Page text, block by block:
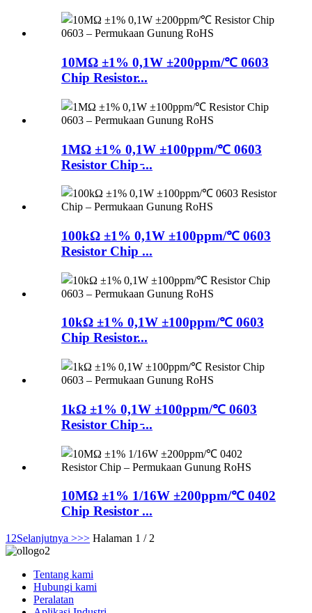
10MΩ ±1% 0,1W ±200ppm/℃ 0603
Chip Resistor...
1MΩ ±1% 0,1W ±100ppm/℃ 0603
Resistor Chip ̵...
100kΩ ±1% 0,1W ±100ppm/℃ 0603
Resistor Chip ...
10kΩ ±1% 0,1W ±100ppm/℃ 0603
Chip Resistor...
1kΩ ±1% 0,1W ±100ppm/℃ 0603
Resistor Chip ̵...
10MΩ ±1% 1/16W ±200ppm/℃ 0402
Chip Resistor ...
1 2Selanjutnya >>> Halaman 1 / 2
Tentang kami
Hubungi kami
Peralatan